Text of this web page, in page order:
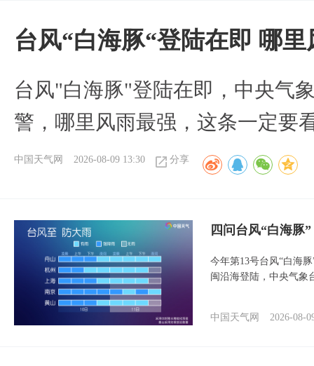
台风“白海豚“登陆在即 哪
台风"白海豚"登陆在即，中央气
警，哪里风雨最强，这条一定要
中国天气网 2026-08-09 13:30 分享
四问台风“白海豚
今年第13号台风“白海
闽沿海登陆，中央气象
中国天气网 2026-08-